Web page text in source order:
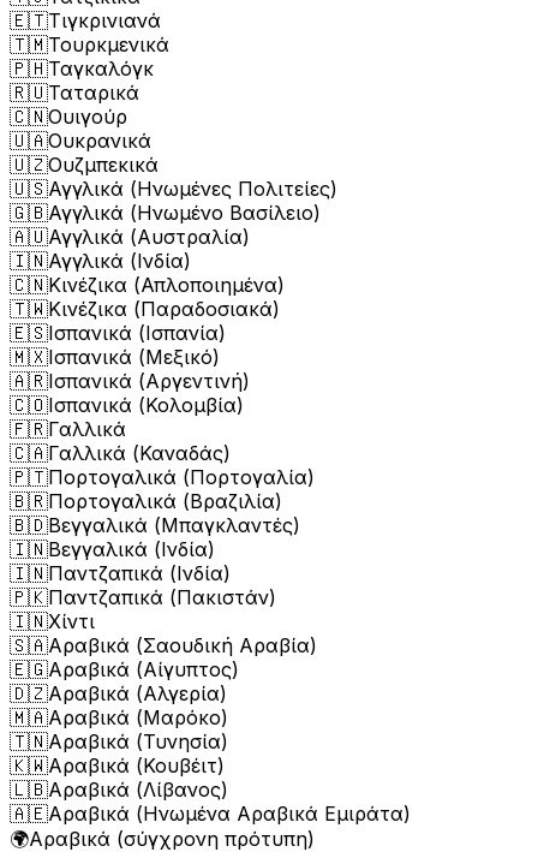
🇪🇹Τιγκρινιανά
🇹🇲Τουρκμενικά
🇵🇭Ταγκαλόγκ
🇷🇺Ταταρικά
🇨🇳Ουιγούρ
🇺🇦Ουκρανικά
🇺🇿Ουζμπεκικά
🇺🇸Αγγλικά (Ηνωμένες Πολιτείες)
🇬🇧Αγγλικά (Ηνωμένο Βασίλειο)
🇦🇺Αγγλικά (Αυστραλία)
🇮🇳Αγγλικά (Ινδία)
🇨🇳Κινέζικα (Απλοποιημένα)
🇹🇼Κινέζικα (Παραδοσιακά)
🇪🇸Ισπανικά (Ισπανία)
🇲🇽Ισπανικά (Μεξικό)
🇦🇷Ισπανικά (Αργεντινή)
🇨🇴Ισπανικά (Κολομβία)
🇫🇷Γαλλικά
🇨🇦Γαλλικά (Καναδάς)
🇵🇹Πορτογαλικά (Πορτογαλία)
🇧🇷Πορτογαλικά (Βραζιλία)
🇧🇩Βεγγαλικά (Μπαγκλαντές)
🇮🇳Βεγγαλικά (Ινδία)
🇮🇳Παντζαπικά (Ινδία)
🇵🇰Παντζαπικά (Πακιστάν)
🇮🇳Χίντι
🇸🇦Αραβικά (Σαουδική Αραβία)
🇪🇬Αραβικά (Αίγυπτος)
🇩🇿Αραβικά (Αλγερία)
🇲🇦Αραβικά (Μαρόκο)
🇹🇳Αραβικά (Τυνησία)
🇰🇼Αραβικά (Κουβέιτ)
🇱🇧Αραβικά (Λίβανος)
🇦🇪Αραβικά (Ηνωμένα Αραβικά Εμιράτα)
🌍Αραβικά (σύγχρονη πρότυπη)